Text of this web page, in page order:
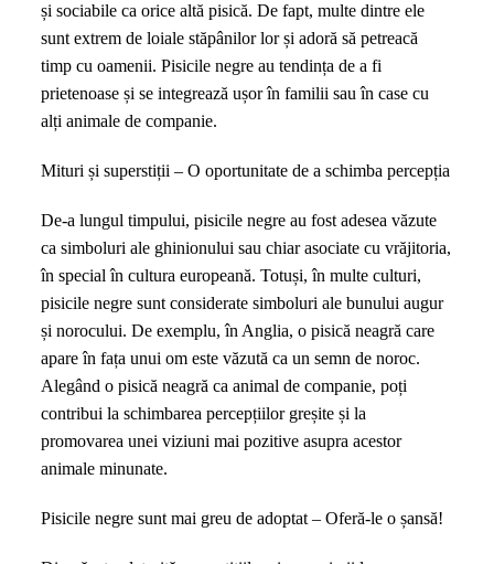
și sociabile ca orice altă pisică. De fapt, multe dintre ele
sunt extrem de loiale stăpânilor lor și adoră să petreacă
timp cu oamenii. Pisicile negre au tendința de a fi
prietenoase și se integrează ușor în familii sau în case cu
alți animale de companie.
Mituri și superstiții – O oportunitate de a schimba percepția
De-a lungul timpului, pisicile negre au fost adesea văzute
ca simboluri ale ghinionului sau chiar asociate cu vrăjitoria,
în special în cultura europeană. Totuși, în multe culturi,
pisicile negre sunt considerate simboluri ale bunului augur
și norocului. De exemplu, în Anglia, o pisică neagră care
apare în fața unui om este văzută ca un semn de noroc.
Alegând o pisică neagră ca animal de companie, poți
contribui la schimbarea percepțiilor greșite și la
promovarea unei viziuni mai pozitive asupra acestor
animale minunate.
Pisicile negre sunt mai greu de adoptat – Oferă-le o șansă!